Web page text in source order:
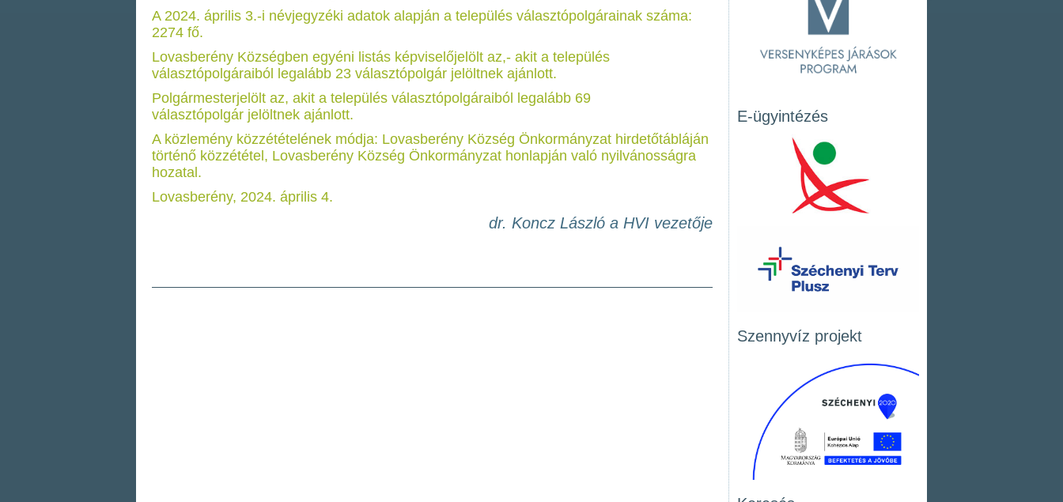
A 2024. április 3.-i névjegyzéki adatok alapján a település választópolgárainak száma:
2274 fő.
Lovasberény Községben egyéni listás képviselőjelölt az,- akit a település
választópolgáraiból legalább 23 választópolgár jelöltnek ajánlott.
Polgármesterjelölt az, akit a település választópolgáraiból legalább 69
választópolgár jelöltnek ajánlott.
A közlemény közzétételének módja: Lovasberény Község Önkormányzat hirdetőtábláján
történő közzététel, Lovasberény Község Önkormányzat honlapján való nyilvánosságra
hozatal.
Lovasberény, 2024. április 4.
dr. Koncz László a HVI vezetője
E-ügyintézés
Szennyvíz projekt